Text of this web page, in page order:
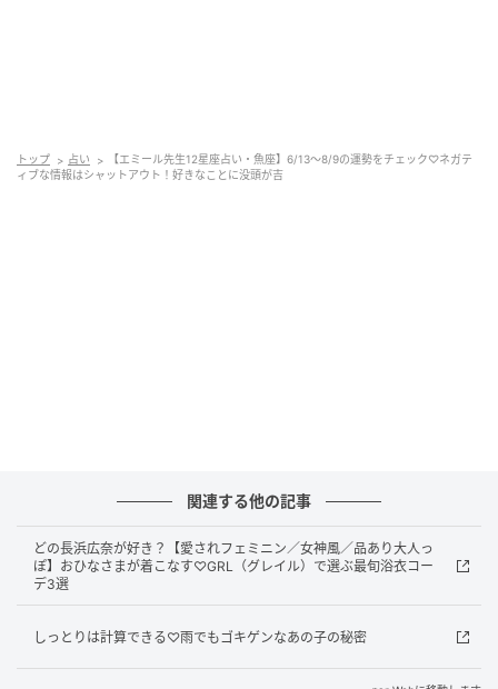
ックカフェで好きな作家の本を読みながらのひと休み
こんな気持ちで過ごそう♪
心がザワザワした時「聴く曲」「見る動画」を決めて
おくと◎。揺れ幅が少なくなり、ハートの自動修正
も。依存するなら良質なものをセレクト。
元記事で読む
トップ 占い
【エミール先生12星座占い・魚座】6/13～8/9の運勢をチェック♡ネガテ
ィブな情報はシャットアウト！好きなことに没頭が吉
関連する他の記事
どの長浜広奈が好き？【愛されフェミニン／女神風／品あり大人っ
ぽ】おひなさまが着こなす♡GRL（グレイル）で選ぶ最旬浴衣コー
デ3選
しっとりは計算できる♡雨でもゴキゲンなあの子の秘密